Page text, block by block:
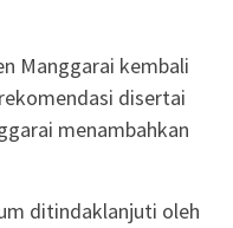
Manggarai kembali
disertai
menambahkan
ditindaklanjuti oleh